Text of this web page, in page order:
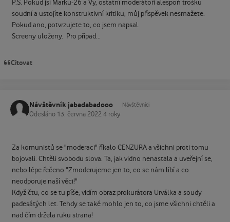
P.S. Pokud jsi Marku-26 a Vy, ostatní moderátoři alespoň trošku
soudní a ustojíte konstruktivní kritiku, můj příspěvek nesmažete.
Pokud ano, potvrzujete to, co jsem napsal.
Screeny uloženy. Pro případ...
Citovat
Návštěvník jabadabadooo Návštěvníci
Odesláno 13. června 2022 4 roky
Za komunistů se "moderaci" říkalo CENZURA a všichni proti tomu
bojovali. Chtěli svobodu slova. Ta, jak vidno nenastala a uveřejní se,
nebo lépe řečeno "Zmoderujeme jen to, co se nám líbí a co
neodporuje naší věci!"
Když čtu, co se tu píše, vidím obraz prokurátora Urválka a soudy
padesátých let. Tehdy se také mohlo jen to, co jsme všichni chtěli a
nad čím držela ruku strana!